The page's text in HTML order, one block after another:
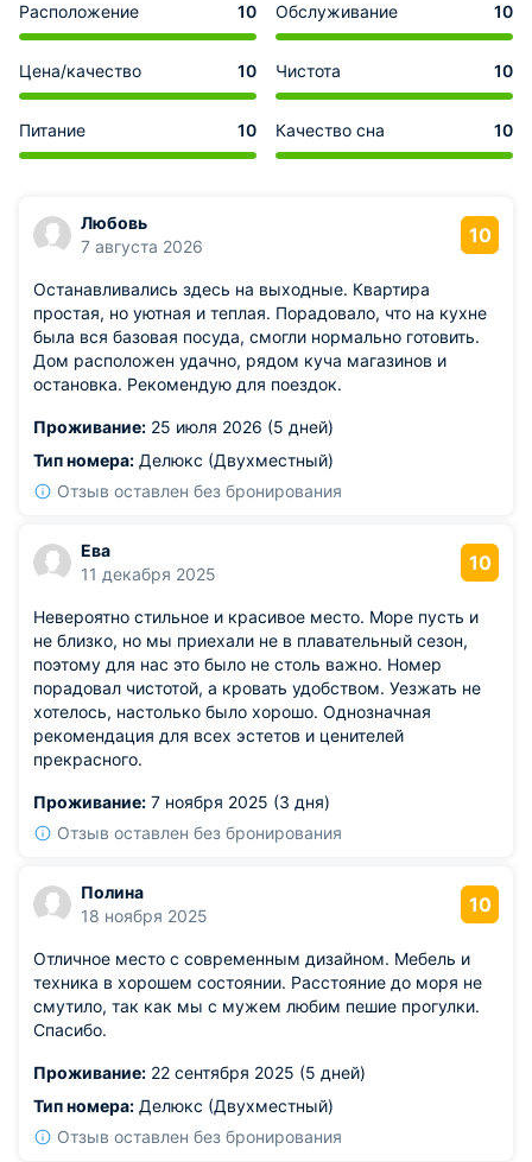
Расположение 10 Обслуживание 10
Цена/качество 10 Чистота 10
Питание 10 Качество сна 10
Любовь
7 августа 2026
10
Останавливались здесь на выходные. Квартира
простая, но уютная и теплая. Порадовало, что на кухне
была вся базовая посуда, смогли нормально готовить.
Дом расположен удачно, рядом куча магазинов и
остановка. Рекомендую для поездок.
Проживание: 25 июля 2026 (5 дней)
Тип номера: Делюкс (Двухместный)
Отзыв оставлен без бронирования
Ева
11 декабря 2025
10
Невероятно стильное и красивое место. Море пусть и
не близко, но мы приехали не в плавательный сезон,
поэтому для нас это было не столь важно. Номер
порадовал чистотой, а кровать удобством. Уезжать не
хотелось, настолько было хорошо. Однозначная
рекомендация для всех эстетов и ценителей
прекрасного.
Проживание: 7 ноября 2025 (3 дня)
Отзыв оставлен без бронирования
Полина
18 ноября 2025
10
Отличное место с современным дизайном. Мебель и
техника в хорошем состоянии. Расстояние до моря не
смутило, так как мы с мужем любим пешие прогулки.
Спасибо.
Проживание: 22 сентября 2025 (5 дней)
Тип номера: Делюкс (Двухместный)
Отзыв оставлен без бронирования